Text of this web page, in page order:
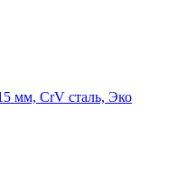
мм, CrV сталь, Эко